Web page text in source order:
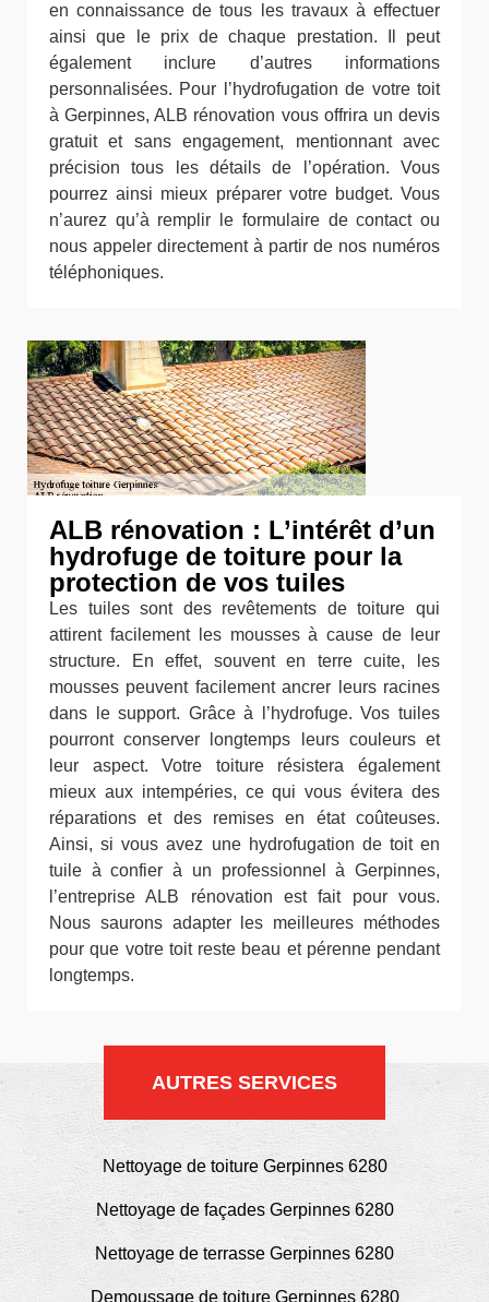
en connaissance de tous les travaux à effectuer
ainsi que le prix de chaque prestation. Il peut
également inclure d’autres informations
personnalisées. Pour l’hydrofugation de votre toit
à Gerpinnes, ALB rénovation vous offrira un devis
gratuit et sans engagement, mentionnant avec
précision tous les détails de l’opération. Vous
pourrez ainsi mieux préparer votre budget. Vous
n’aurez qu’à remplir le formulaire de contact ou
nous appeler directement à partir de nos numéros
téléphoniques.
ALB rénovation : L’intérêt d’un
hydrofuge de toiture pour la
protection de vos tuiles
Les tuiles sont des revêtements de toiture qui
attirent facilement les mousses à cause de leur
structure. En effet, souvent en terre cuite, les
mousses peuvent facilement ancrer leurs racines
dans le support. Grâce à l’hydrofuge. Vos tuiles
pourront conserver longtemps leurs couleurs et
leur aspect. Votre toiture résistera également
mieux aux intempéries, ce qui vous évitera des
réparations et des remises en état coûteuses.
Ainsi, si vous avez une hydrofugation de toit en
tuile à confier à un professionnel à Gerpinnes,
l’entreprise ALB rénovation est fait pour vous.
Nous saurons adapter les meilleures méthodes
pour que votre toit reste beau et pérenne pendant
longtemps.
AUTRES SERVICES
Nettoyage de toiture Gerpinnes 6280
Nettoyage de façades Gerpinnes 6280
Nettoyage de terrasse Gerpinnes 6280
Demoussage de toiture Gerpinnes 6280